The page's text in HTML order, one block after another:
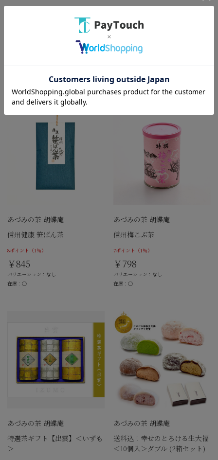
清流茶園 山霧
15ポイント（1％）
在庫：○
あづみの茶 胡蝶庵
信州健康 笹ばん茶
8ポイント （1％）
￥845
バリエーション：なし
在庫：○
あづみの茶 胡蝶庵
信州梅こぶ茶
7ポイント （1％）
￥798
バリエーション：なし
在庫：○
あづみの茶 胡蝶庵
特選茶ギフト【出雲】＜いずも
＞
あづみの茶 胡蝶庵
送料込！幸せのとろける生大福
＜10個入＞ダブル (2箱セット)